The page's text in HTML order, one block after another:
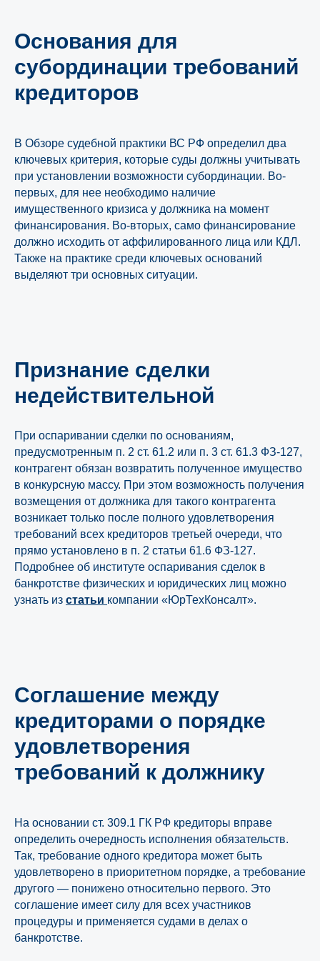
Основания для
субординации требований
кредиторов
В Обзоре судебной практики ВС РФ определил два
ключевых критерия, которые суды должны учитывать
при установлении возможности субординации. Во-
первых, для нее необходимо наличие
имущественного кризиса у должника на момент
финансирования. Во-вторых, само финансирование
должно исходить от аффилированного лица или КДЛ.
Также на практике среди ключевых оснований
выделяют три основных ситуации.
Признание сделки
недействительной
При оспаривании сделки по основаниям,
предусмотренным п. 2 ст. 61.2 или п. 3 ст. 61.3 ФЗ-127,
контрагент обязан возвратить полученное имущество
в конкурсную массу. При этом возможность получения
возмещения от должника для такого контрагента
возникает только после полного удовлетворения
требований всех кредиторов третьей очереди, что
прямо установлено в п. 2 статьи 61.6 ФЗ-127.
Подробнее об институте оспаривания сделок в
банкротстве физических и юридических лиц можно
узнать из статьи компании «ЮрТехКонсалт».
Соглашение между
кредиторами о порядке
удовлетворения
требований к должнику
На основании ст. 309.1 ГК РФ кредиторы вправе
определить очередность исполнения обязательств.
Так, требование одного кредитора может быть
удовлетворено в приоритетном порядке, а требование
другого — понижено относительно первого. Это
соглашение имеет силу для всех участников
процедуры и применяется судами в делах о
банкротстве.